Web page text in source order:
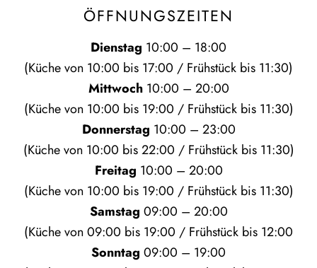
ÖFFNUNGSZEITEN
Dienstag 10:00 – 18:00
(Küche von 10:00 bis 17:00 / Frühstück bis 11:30)
Mittwoch10:00 – 20:00
(Küche von 10:00 bis 19:00 / Frühstück bis 11:30)
Donnerstag 10:00 – 23:00
(Küche von 10:00 bis 22:00 / Frühstück bis 11:30)
Freitag 10:00 – 20:00
(Küche von 10:00 bis 19:00 / Frühstück bis 11:30)
Samstag 09:00 – 20:00
(Küche von 09:00 bis 19:00 / Frühstück bis 12:00
Sonntag 09:00 – 19:00